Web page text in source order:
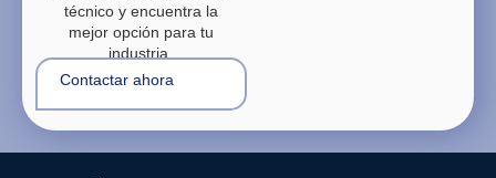
técnico y encuentra la
mejor opción para tu
industria.
Contactar ahora